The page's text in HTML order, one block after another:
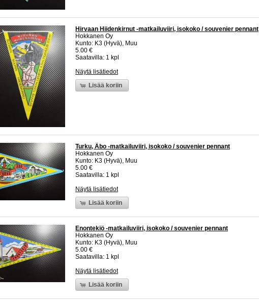
Hirvaan Hiidenkirnut -matkailuviiri, isokoko / souvenier pennant
Hokkanen Oy
Kunto: K3 (Hyvä), Muu
5.00 €
Saatavilla: 1 kpl
Näytä lisätiedot
Lisää koriin
Turku, Äbo -matkailuviiri, isokoko / souvenier pennant
Hokkanen Oy
Kunto: K3 (Hyvä), Muu
5.00 €
Saatavilla: 1 kpl
Näytä lisätiedot
Lisää koriin
Enontekiö -matkailuviiri, isokoko / souvenier pennant
Hokkanen Oy
Kunto: K3 (Hyvä), Muu
5.00 €
Saatavilla: 1 kpl
Näytä lisätiedot
Lisää koriin